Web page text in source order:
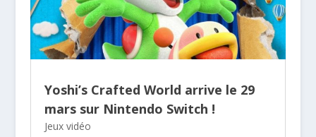
Yoshi’s Crafted World arrive le 29
mars sur Nintendo Switch !
Jeux vidéo